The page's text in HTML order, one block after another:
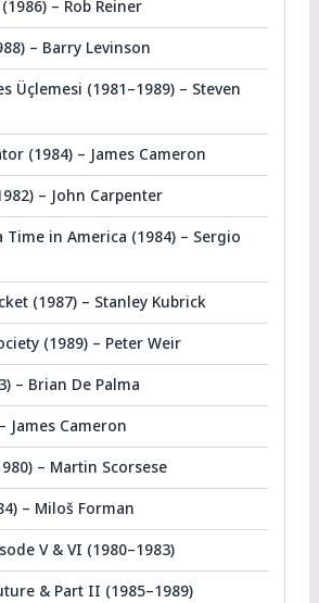
– Rob Reiner
– Barry Levinson
Üçlemesi (1981–1989) – Steven
(1984) – James Cameron
– John Carpenter
Time in America (1984) – Sergio
(1987) – Stanley Kubrick
(1989) – Peter Weir
– Brian De Palma
James Cameron
– Martin Scorsese
– Miloš Forman
V & VI (1980–1983)
& Part II (1985–1989)